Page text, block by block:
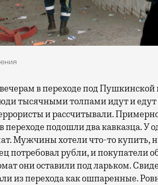
тысячными толпами идут и едут
и рассчитывали. Примерно
переходе подошли два кавказца. У
Мужчины хотели что-то купить,
потребовал рубли, и покупатели
они оставили под ларьком.
из перехода как ошпаренные.